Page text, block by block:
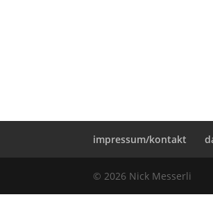
impressum/kontakt
© 2026 Nick Messerli